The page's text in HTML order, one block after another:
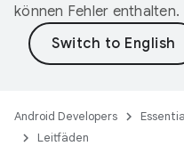
können Fehler enthalten.
Android Developers
Leitfäden